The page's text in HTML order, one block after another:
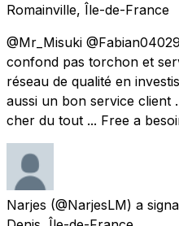
Romainville, Île-de-France
@Mr_Misuki
confond pas torchon et
réseau de qualité en
aussi un bon service client
cher du tout ... Free a
Narjes (@NarjesLM) a